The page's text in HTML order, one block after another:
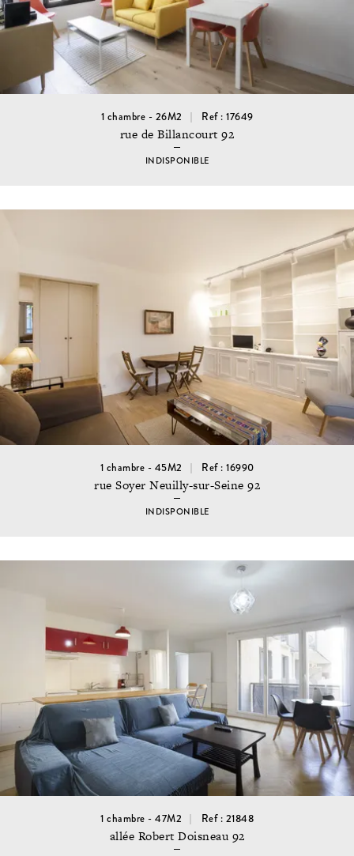
1 chambre - 26M2 Ref : 17649
rue de Billancourt 92
INDISPONIBLE
1 chambre - 45M2 Ref : 16990
rue Soyer Neuilly-sur-Seine 92
INDISPONIBLE
1 chambre - 47M2 Ref : 21848
allée Robert Doisneau 92